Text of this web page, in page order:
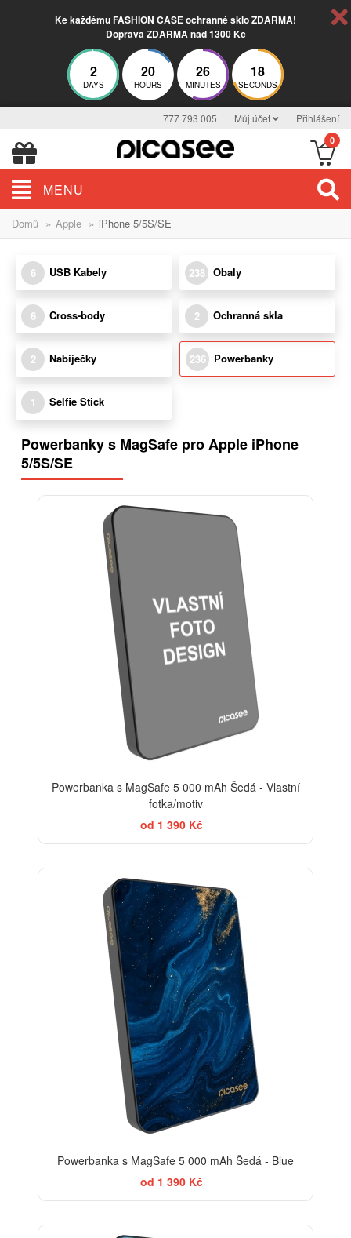
Ke každému FASHION CASE ochranné sklo ZDARMA!
Doprava ZDARMA nad 1300 Kč
2
DAYS
20
HOURS
26
MINUTES
17
SECONDS
777 793 005 Můj účet Přihlášení
0
MENU
Domů » Apple » iPhone 5/5S/SE
6 USB Kabely 238 Obaly
6 Cross-body 2 Ochranná skla
2 Nabíječky 236 Powerbanky
1 Selfie Stick
Powerbanky s MagSafe pro Apple iPhone
5/5S/SE
Powerbanka s MagSafe 5 000 mAh Šedá - Vlastní
fotka/motiv
od 1 390 Kč
Powerbanka s MagSafe 5 000 mAh Šedá - Blue
od 1 390 Kč